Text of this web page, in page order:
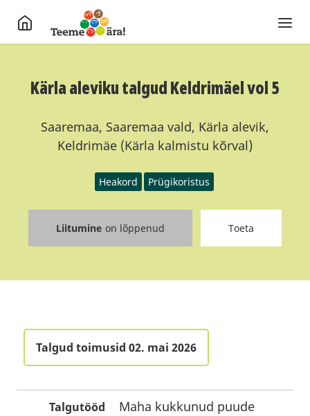
Kärla aleviku talgud Keldrimäel vol 5
Saaremaa, Saaremaa vald, Kärla alevik,
Keldrimäe (Kärla kalmistu kõrval)
Heakord Prügikoristus
Liitumine on lõppenud Toeta
Talgud toimusid 02. mai 2026
Talgutööd
Maha kukkunud puude